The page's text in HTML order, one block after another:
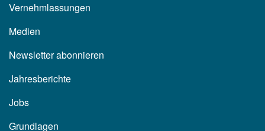
Vernehmlassungen
Medien
Newsletter abonnieren
Jahresberichte
Jobs
Grundlagen